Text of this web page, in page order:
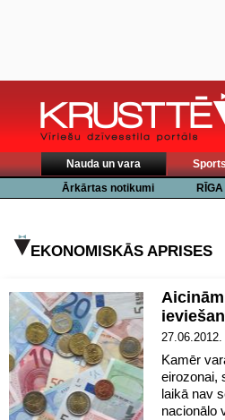
Nauda un vara Sports
Ārkārtas notikumi
RĪGA
EKONOMISKĀS APRISES
27.06.2012.
Kamēr
eirozonai,
laikā nav
nacionālo